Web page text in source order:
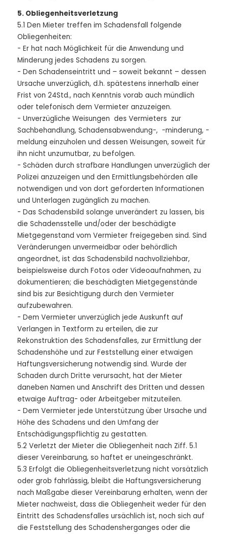
5. Obliegenheitsverletzung
5.1 Den Mieter treffen im Schadensfall folgende
Obliegenheiten:
- Er hat nach Möglichkeit für die Anwendung und
Minderung jedes Schadens zu sorgen.
- Den Schadenseintritt und – soweit bekannt – dessen
Ursache unverzüglich, d.h. spätestens innerhalb einer
Frist von 24Std., nach Kenntnis vorab auch mündlich
oder telefonisch dem Vermieter anzuzeigen.
- Unverzügliche Weisungen des Vermieters zur
Sachbehandlung, Schadensabwendung-, -minderung, -
meldung einzuholen und dessen Weisungen, soweit für
ihn nicht unzumutbar, zu befolgen.
- Schäden durch strafbare Handlungen unverzüglich der
Polizei anzuzeigen und den Ermittlungsbehörden alle
notwendigen und von dort geforderten Informationen
und Unterlagen zugänglich zu machen.
- Das Schadensbild solange unverändert zu lassen, bis
die Schadensstelle und/oder der beschädigte
Mietgegenstand vom Vermieter freigegeben sind. Sind
Veränderungen unvermeidbar oder behördlich
angeordnet, ist das Schadensbild nachvollziehbar,
beispielsweise durch Fotos oder Videoaufnahmen, zu
dokumentieren; die beschädigten Mietgegenstände
sind bis zur Besichtigung durch den Vermieter
aufzubewahren.
- Dem Vermieter unverzüglich jede Auskunft auf
Verlangen in Textform zu erteilen, die zur
Rekonstruktion des Schadensfalles, zur Ermittlung der
Schadenshöhe und zur Feststellung einer etwaigen
Haftungsversicherung notwendig sind. Wurde der
Schaden durch Dritte verursacht, hat der Mieter
daneben Namen und Anschrift des Dritten und dessen
etwaige Auftrag- oder Arbeitgeber mitzuteilen.
- Dem Vermieter jede Unterstützung über Ursache und
Höhe des Schadens und den Umfang der
Entschädigungspflichtig zu gestatten.
5.2 Verletzt der Mieter die Obliegenheit nach Ziff. 5.1
dieser Vereinbarung, so haftet er uneingeschränkt.
5.3 Erfolgt die Obliegenheitsverletzung nicht vorsätzlich
oder grob fahrlässig, bleibt die Haftungsversicherung
nach Maßgabe dieser Vereinbarung erhalten, wenn der
Mieter nachweist, dass die Obliegenheit weder für den
Eintritt des Schadensfalles ursächlich ist, noch sich auf
die Feststellung des Schadensherganges oder die